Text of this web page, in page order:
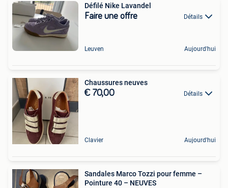
Défilé Nike Lavandel
Faire une offre Détails
Leuven Aujourd'hui
Chaussures neuves
€ 70,00 Détails
Clavier Aujourd'hui
Sandales Marco Tozzi pour femme –
Pointure 40 – NEUVES